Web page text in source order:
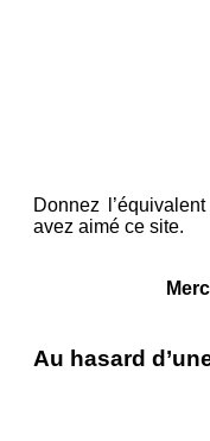
Donnez
avez aimé ce site.
Au hasard